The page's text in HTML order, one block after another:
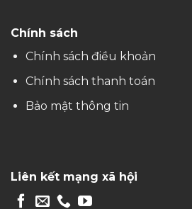
Chính sách
Chính sách điều khoản
Chính sách thanh toán
Bảo mật thông tin
Liên kết mạng xã hội